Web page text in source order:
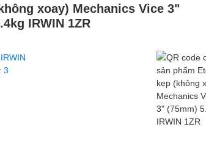
xoay) Mechanics Vice 3"
IRWIN 1ZR
IRWIN
3